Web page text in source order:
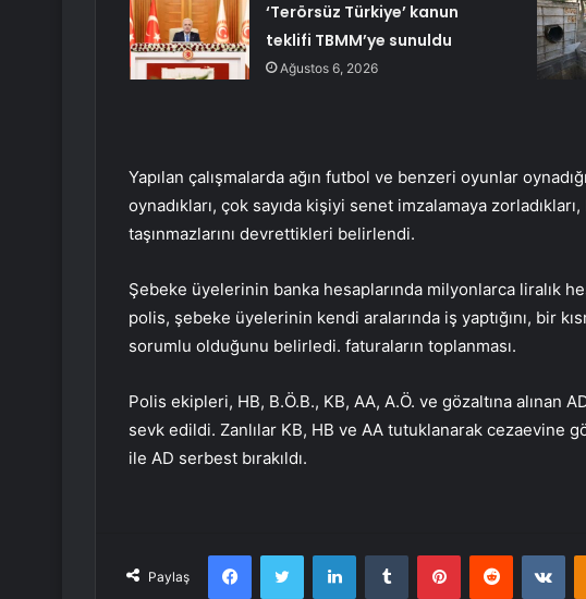
‘Terörsüz Türkiye’ kanun
teklifi TBMM’ye sunuldu
Ağustos 6, 2026
Yapılan çalışmalarda ağın futbol ve benzeri oyunlar
oynadıkları, çok sayıda kişiyi senet imzalamaya
taşınmazlarını devrettikleri belirlendi.
Şebeke üyelerinin banka hesaplarında milyonlarca liralık
polis, şebeke üyelerinin kendi aralarında iş yaptığını, bir
sorumlu olduğunu belirledi. faturaların toplanması.
Polis ekipleri, HB, B.Ö.B., KB, AA, A.Ö. ve gözaltına alınan
sevk edildi. Zanlılar KB, HB ve AA tutuklanarak cezaevine
ile AD serbest bırakıldı.
Paylaş
FacebookTwitter LinkedInTumblr PinterestReddit